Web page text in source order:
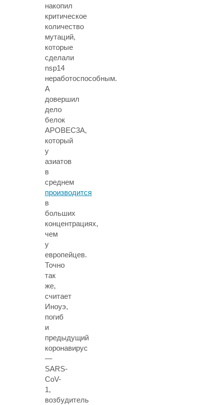
накопил
критическое
количество
мутаций,
которые
сделали
nsp14
неработоспособным.
А
довершил
дело
белок
APOBEC3A,
который
у
азиатов
в
среднем
производится
в
больших
концентрациях,
чем
у
европейцев.
Точно
так
же,
считает
Иноуэ,
погиб
и
предыдущий
коронавирус
—
SARS-
CoV-
1,
возбудитель